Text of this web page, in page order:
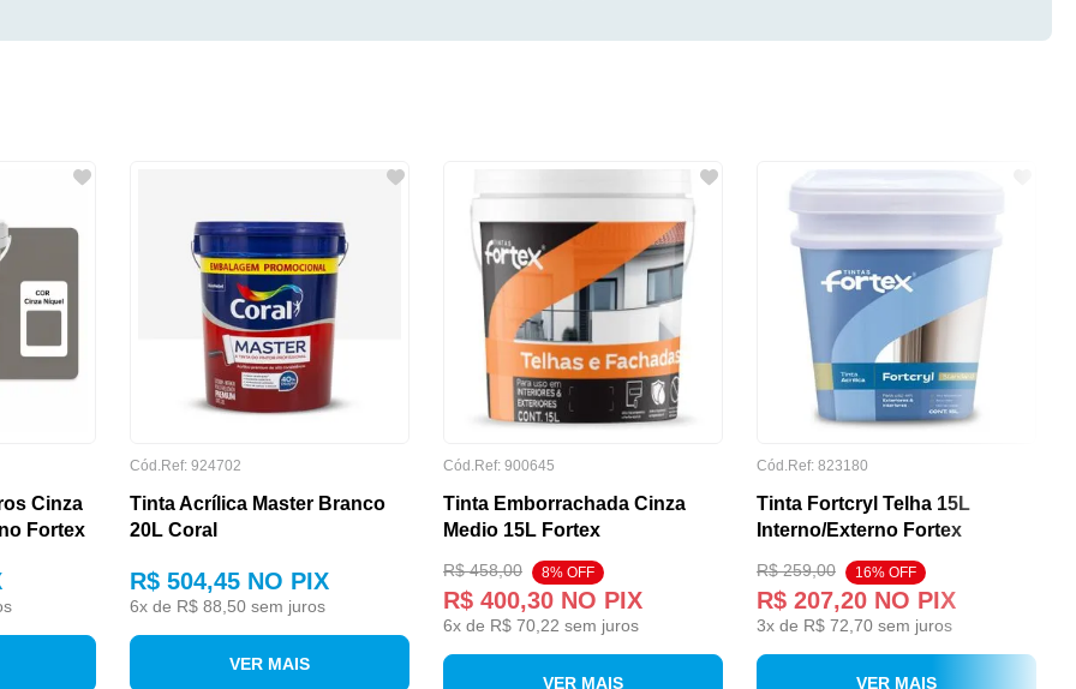
Cinza
Fortex
Cód.Ref: 924702
Tinta Acrílica Master Branco
20L Coral
R$ 504,45 NO PIX
6x de R$ 88,50 sem juros
VER MAIS
Cód.Ref: 900645
Tinta Emborrachada Cinza
Medio 15L Fortex
R$ 458,00 8% OFF
R$ 400,30 NO PIX
6x de R$ 70,22 sem juros
VER MAIS
Cód.Ref: 823180
Tinta Fortcryl Telha 15L
Interno/Externo Fortex
R$ 259,00 16% OFF
R$ 207,20 NO PIX
3x de R$ 72,70 sem juros
VER MAIS